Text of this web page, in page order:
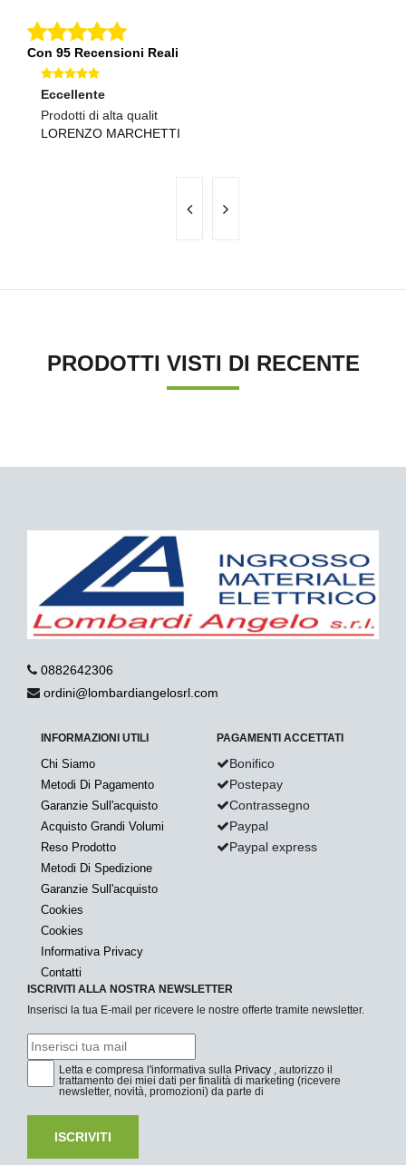
Con 95 Recensioni Reali
Eccellente
Prodotti di alta qualit
LORENZO MARCHETTI
PRODOTTI VISTI DI RECENTE
0882642306
ordini@lombardiangelosrl.com
INFORMAZIONI UTILI
Chi Siamo
Metodi Di Pagamento
Garanzie Sull'acquisto
Acquisto Grandi Volumi
Reso Prodotto
Metodi Di Spedizione
Garanzie Sull'acquisto
Cookies
Cookies
Informativa Privacy
Contatti
PAGAMENTI ACCETTATI
Bonifico
Postepay
Contrassegno
Paypal
Paypal express
ISCRIVITI ALLA NOSTRA NEWSLETTER
Inserisci la tua E-mail per ricevere le nostre offerte tramite newsletter.
Letta e compresa l'informativa sulla Privacy , autorizzo il
trattamento dei miei dati per finalità di marketing (ricevere
newsletter, novità, promozioni) da parte di
ISCRIVITI